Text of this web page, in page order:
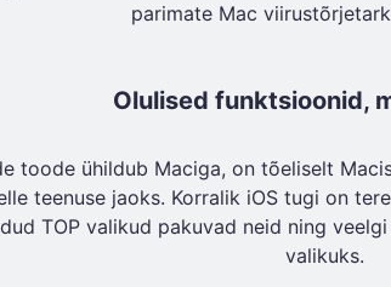
parimate Mac
Olulised funktsioonid,
toode ühildub Maciga, on tõeliselt
teenuse jaoks. Korralik iOS tugi on
TOP valikud pakuvad neid ning
valikuks.